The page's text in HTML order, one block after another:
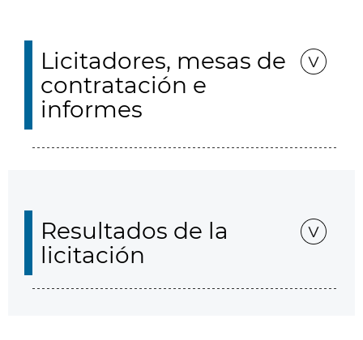
Licitadores, mesas de
contratación e
informes
Resultados de la
licitación